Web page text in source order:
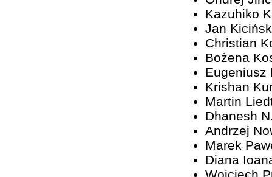
Kazuhiko
Jan
Christian
Bożena
Eugeniusz
Krishan
Martin
Dhanesh
Andrzej
Marek
Diana